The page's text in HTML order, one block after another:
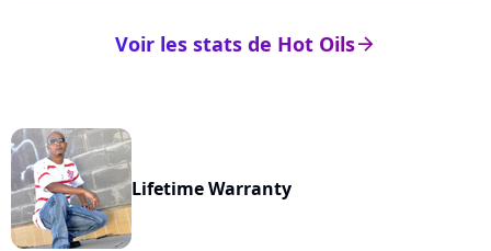
arrow_right
Voir les stats de Hot Oils
Lifetime Warranty